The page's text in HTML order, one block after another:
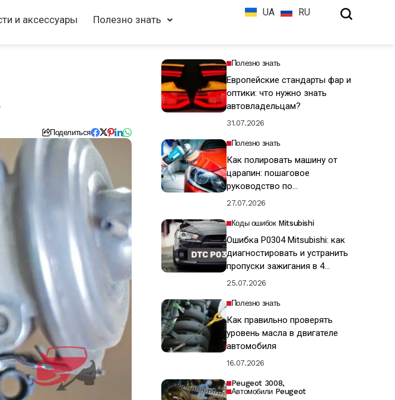
и аксессуары Полезно знать
UA RU
Поделиться
Полезно знать
Европейские стандарты фар и
оптики: что нужно знать
автовладельцам?
31.07.2026
Полезно знать
Как полировать машину от
царапин: пошаговое
руководство по
восстановлению ЛКП
27.07.2026
Коды ошибок Mitsubishi
Ошибка P0304 Mitsubishi: как
диагностировать и устранить
пропуски зажигания в 4
цилиндре
25.07.2026
Полезно знать
Как правильно проверять
уровень масла в двигателе
автомобиля
16.07.2026
Peugeot 3008
Автомобили Peugeot